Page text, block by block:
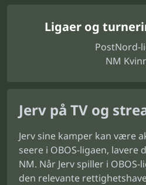
Ligaer og
PostNord-
NM
Jerv på TV og
Jerv sine kamper kan være
seere i OBOS-ligaen, lavere
NM. Når Jerv spiller i
den relevante